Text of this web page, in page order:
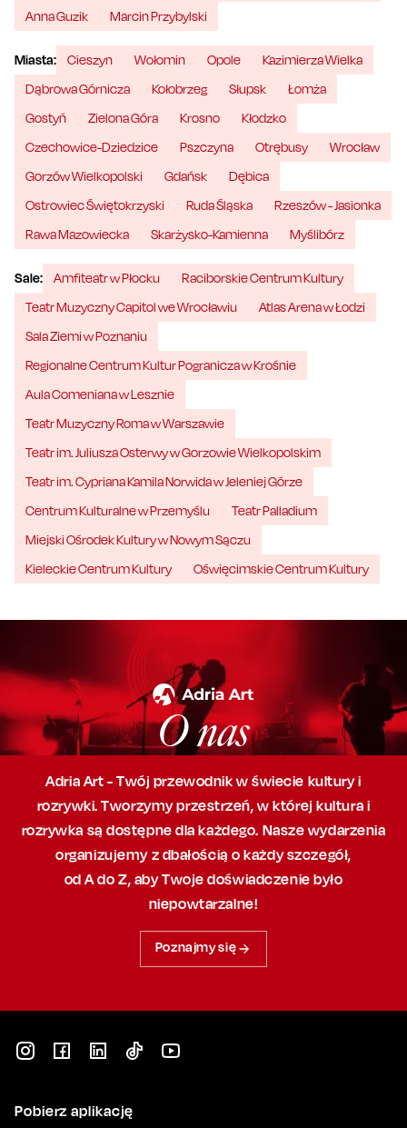
Anna Guzik Marcin Przybylski
Miasta: Cieszyn Wołomin Opole
Kazimierza Wielka
Dąbrowa Górnicza
Kołobrzeg Słupsk
Łomża
Gostyń
Zielona Góra Krosno
Kłodzko
Czechowice-Dziedzice
Pszczyna Otrębusy
Wrocław
Gorzów Wielkopolski
Gdańsk
Dębica
Ostrowiec Świętokrzyski
Ruda Śląska
Rzeszów - Jasionka
Rawa Mazowiecka
Skarżysko-Kamienna Myślibórz
Sale: Amfiteatr w Płocku
Raciborskie Centrum Kultury
Teatr Muzyczny Capitol we Wrocławiu
Atlas Arena w Łodzi
Sala Ziemi w Poznaniu
Regionalne Centrum Kultur Pogranicza w Krośnie
Aula Comeniana w Lesznie
Teatr Muzyczny Roma w Warszawie
Teatr im. Juliusza Osterwy w Gorzowie Wielkopolskim
Teatr im. Cypriana Kamila Norwida w Jeleniej Górze
Centrum Kulturalne w Przemyślu
Teatr Palladium
Miejski Ośrodek Kultury w Nowym Sączu
Kieleckie Centrum Kultury
Oświęcimskie Centrum Kultury
O nas
Adria Art - Twój przewodnik w świecie kultury i
rozrywki. Tworzymy przestrzeń,w której kultura i
rozrywka są dostępne dla każdego. Nasze wydarzenia
organizujemy z dbałością o każdy szczegół,
od A do Z, abyTwoje doświadczenie było
niepowtarzalne!
Poznajmy się
Pobierz aplikację